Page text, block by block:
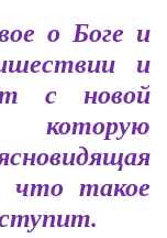
о Боге и
и
с новой
которую
что такое